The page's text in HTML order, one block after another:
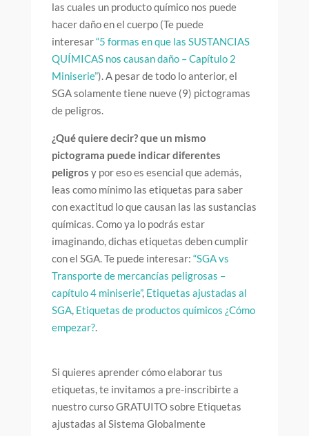
las cuales un producto químico nos puede
hacer daño en el cuerpo (Te puede
interesar“5 formas en que las SUSTANCIAS
QUÍMICAS nos causan daño – Capítulo 2
Miniserie”). A pesar de todo lo anterior, el
SGA solamente tiene nueve (9) pictogramas
de peligros.
¿Qué quiere decir? que un mismo
pictograma puede indicar diferentes
peligros y por eso es esencial que además,
leas como mínimo las etiquetas para saber
con exactitud lo que causan las las sustancias
químicas. Como ya lo podrás estar
imaginando, dichas etiquetas deben cumplir
con el SGA. Te puede interesar: “SGA vs
Transporte de mercancías peligrosas –
capítulo 4 miniserie”, Etiquetas ajustadas al
SGA, Etiquetas de productos químicos ¿Cómo
empezar?.
Si quieres aprender cómo elaborar tus
etiquetas, te invitamos a pre-inscribirte a
nuestro curso GRATUITO sobre Etiquetas
ajustadas al Sistema Globalmente